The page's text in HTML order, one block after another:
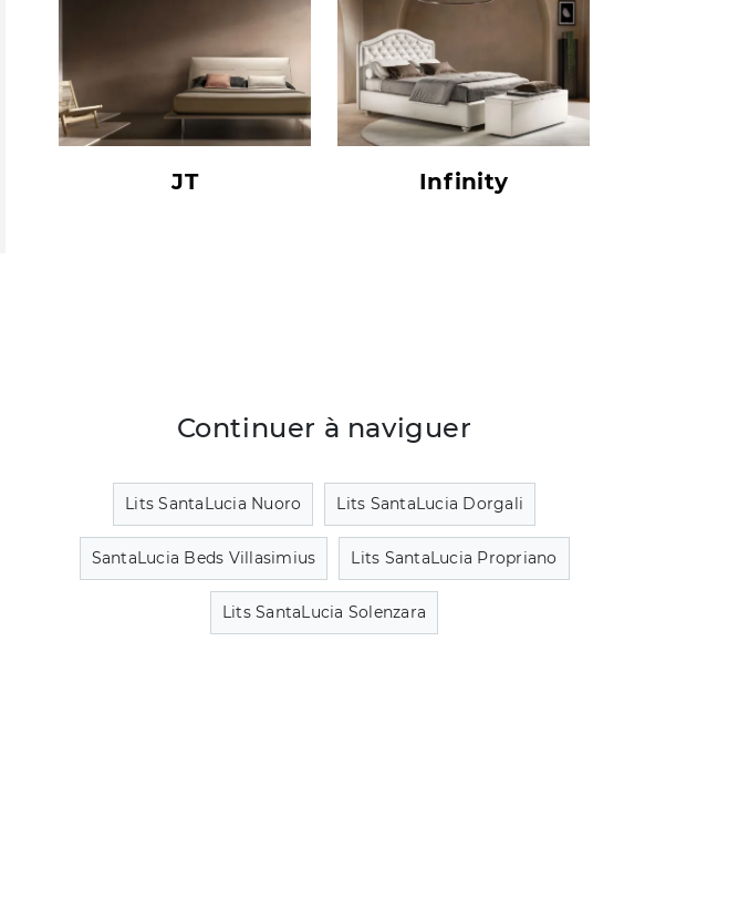
JT Infinity
Continuer à naviguer
Lits SantaLucia Nuoro Lits SantaLucia Dorgali
SantaLucia Beds Villasimius Lits SantaLucia Propriano
Lits SantaLucia Solenzara